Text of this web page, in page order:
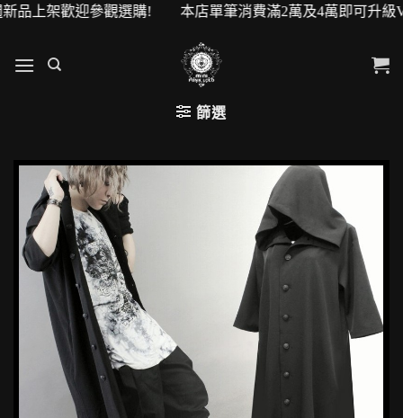
選購! 本店單筆消費滿2萬及4萬即可升級VIP會員! 若您
篩選